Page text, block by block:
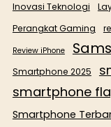
Inovasi Teknologi
Perangkat Gaming
Review iPhone
Smartphone 2025
smartphone
Smartphone